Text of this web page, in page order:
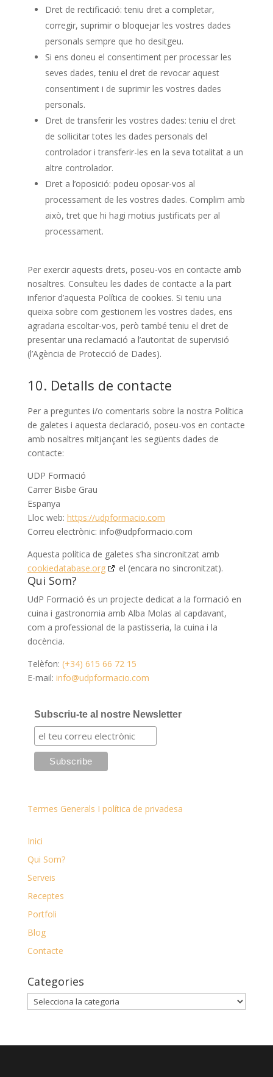
Dret de rectificació: teniu dret a completar,
corregir, suprimir o bloquejar les vostres dades
personals sempre que ho desitgeu.
Si ens doneu el consentiment per processar les
seves dades, teniu el dret de revocar aquest
consentiment i de suprimir les vostres dades
personals.
Dret de transferir les vostres dades: teniu el dret
de sol·licitar totes les dades personals del
controlador i transferir-les en la seva totalitat a un
altre controlador.
Dret a l’oposició: podeu oposar-vos al
processament de les vostres dades. Complim amb
això, tret que hi hagi motius justificats per al
processament.
Per exercir aquests drets, poseu-vos en contacte amb
nosaltres. Consulteu les dades de contacte a la part
inferior d’aquesta Política de cookies. Si teniu una
queixa sobre com gestionem les vostres dades, ens
agradaria escoltar-vos, però també teniu el dret de
presentar una reclamació a l’autoritat de supervisió
(l’Agència de Protecció de Dades).
10. Detalls de contacte
Per a preguntes i/o comentaris sobre la nostra Política
de galetes i aquesta declaració, poseu-vos en contacte
amb nosaltres mitjançant les següents dades de
contacte:
UDP Formació
Carrer Bisbe Grau
Espanya
Lloc web: https://udpformacio.com
Correu electrònic: info@udpformacio.com
Aquesta política de galetes s’ha sincronitzat amb
cookiedatabase.org
el (encara no sincronitzat).
Qui Som?
UdP Formació és un projecte dedicat a la formació en
cuina i gastronomia amb Alba Molas al capdavant,
com a professional de la pastisseria, la cuina i la
docència.
Telèfon: (+34) 615 66 72 15
E-mail: info@udpformacio.com
Subscriu-te al nostre Newsletter
Termes Generals I política de privadesa
Inici
Qui Som?
Serveis
Receptes
Portfoli
Blog
Contacte
Categories
Categories